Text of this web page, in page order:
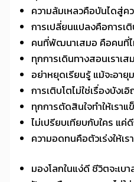
ความล้มเหลวคือบันไดสู่ค
การเปลี่ยนแปลงคือการเ
คนที่พัฒนาเสมอ คือคนที่
ทุกการเดินทางสอนเราเส
อย่าหยุดเรียนรู้ แม้จะอายุ
การเติบโตไม่ใช่เรื่องบังเ
ทุกการตัดสินใจทำให้เรา
ไม่เปรียบเทียบกับใคร แค่
ความอดทนคือตัวเร่งให้เร
มองโลกในแง่ดี ชีวิตจะเบา